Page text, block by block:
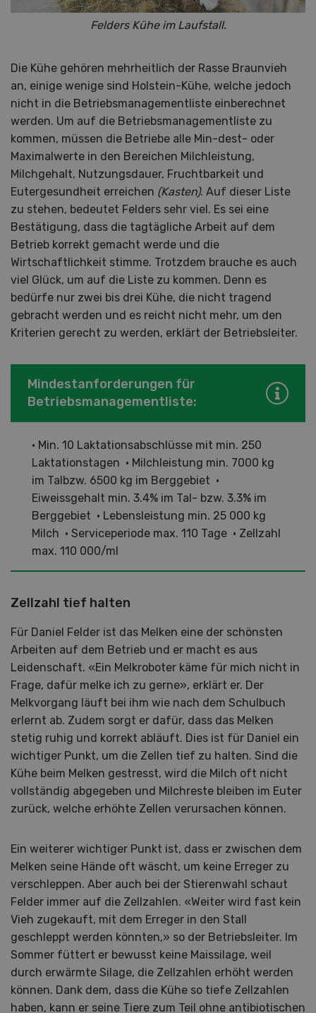
Felders Kühe im Laufstall.
Die Kühe gehören mehrheitlich der Rasse Braunvieh
an, einige wenige sind Holstein-Kühe, welche jedoch
nicht in die Betriebsmanagementliste einberechnet
werden. Um auf die Betriebsmanagementliste zu
kommen, müssen die Betriebe alle Min-dest- oder
Maximalwerte in den Bereichen Milchleistung,
Milchgehalt, Nutzungsdauer, Fruchtbarkeit und
Eutergesundheit erreichen (Kasten). Auf dieser Liste
zu stehen, bedeutet Felders sehr viel. Es sei eine
Bestätigung, dass die tagtägliche Arbeit auf dem
Betrieb korrekt gemacht werde und die
Wirtschaftlichkeit stimme. Trotzdem brauche es auch
viel Glück, um auf die Liste zu kommen. Denn es
bedürfe nur zwei bis drei Kühe, die nicht tragend
gebracht werden und es reicht nicht mehr, um den
Kriterien gerecht zu werden, erklärt der Betriebsleiter.
Mindestanforderungen für
Betriebsmanagementliste:
• Min. 10 Laktationsabschlüsse mit min. 250
Laktationstagen • Milchleistung min. 7000 kg
im Talbzw. 6500 kg im Berggebiet •
Eiweissgehalt min. 3.4% im Tal- bzw. 3.3% im
Berggebiet • Lebensleistung min. 25 000 kg
Milch • Serviceperiode max. 110 Tage • Zellzahl
max. 110 000/ml
Zellzahl tief halten
Für Daniel Felder ist das Melken eine der schönsten
Arbeiten auf dem Betrieb und er macht es aus
Leidenschaft. «Ein Melkroboter käme für mich nicht in
Frage, dafür melke ich zu gerne», erklärt er. Der
Melkvorgang läuft bei ihm wie nach dem Schulbuch
erlernt ab. Zudem sorgt er dafür, dass das Melken
stetig ruhig und korrekt abläuft. Dies ist für Daniel ein
wichtiger Punkt, um die Zellen tief zu halten. Sind die
Kühe beim Melken gestresst, wird die Milch oft nicht
vollständig abgegeben und Milchreste bleiben im Euter
zurück, welche erhöhte Zellen verursachen können.
Ein weiterer wichtiger Punkt ist, dass er zwischen dem
Melken seine Hände oft wäscht, um keine Erreger zu
verschleppen. Aber auch bei der Stierenwahl schaut
Felder immer auf die Zellzahlen. «Weiter wird fast kein
Vieh zugekauft, mit dem Erreger in den Stall
geschleppt werden könnten,» so der Betriebsleiter. Im
Sommer füttert er bewusst keine Maissilage, weil
durch erwärmte Silage, die Zellzahlen erhöht werden
können. Dank dem, dass die Kühe so tiefe Zellzahlen
haben, kann er seine Tiere zum Teil ohne antibiotischen